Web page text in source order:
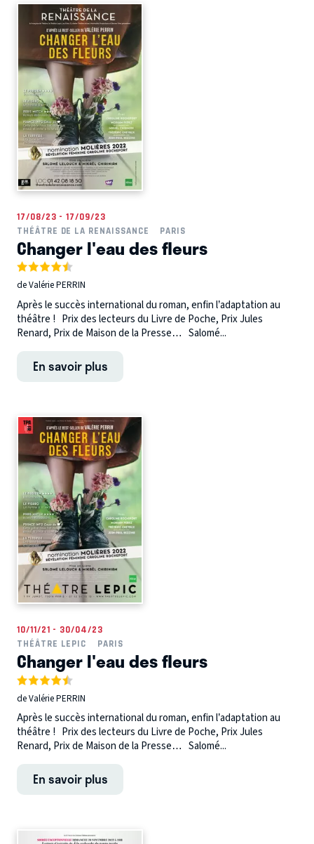
17/08/23 - 17/09/23
THÉÂTRE DE LA RENAISSANCE
PARIS
Changer l'eau des fleurs
de Valérie PERRIN
Après le succès international du roman, enfin l’adaptation au
théâtre ! Prix des lecteurs du Livre de Poche, Prix Jules
Renard, Prix de Maison de la Presse… Salomé...
En savoir plus
10/11/21 - 30/04/23
THÉÂTRE LEPIC
PARIS
Changer l'eau des fleurs
de Valérie PERRIN
Après le succès international du roman, enfin l’adaptation au
théâtre ! Prix des lecteurs du Livre de Poche, Prix Jules
Renard, Prix de Maison de la Presse… Salomé...
En savoir plus